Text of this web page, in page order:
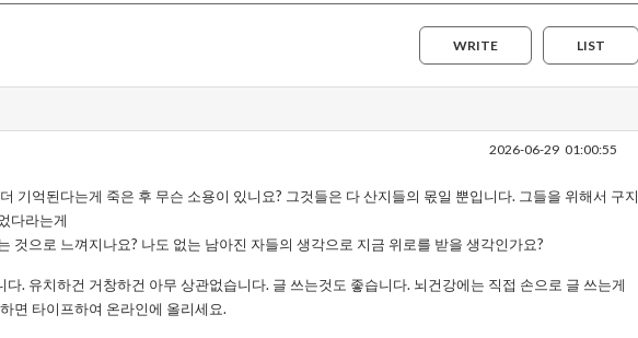
LIST
WRITE
2026-06-29 01:00:55
기억된다는게 죽은 후 무슨 소용이 있니요? 그것들은 다 산지들의 몫일 뿐입니다. 그들을 위해서 구지
다라는게
것으로 느껴지나요? 나도 없는 남아진 자들의 생각으로 지금 위로를 받을 생각인가요?
. 유치하건 거창하건 아무 상관없습니다. 글 쓰는것도 좋습니다. 뇌건강에는 직접 손으로 글 쓰는게
면 타이프하여 온라인에 올리세요.